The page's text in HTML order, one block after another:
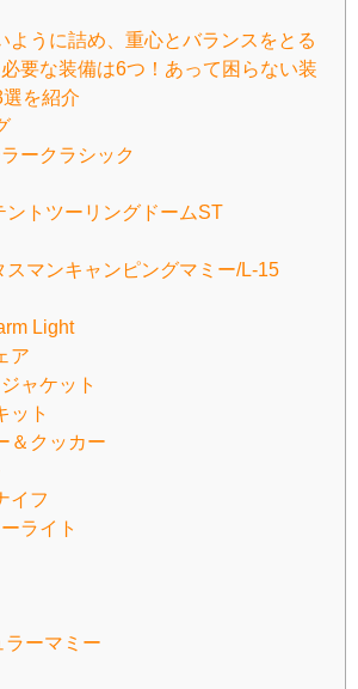
ように詰め、重心とバランスをとる
要な装備は6つ！あって困らない装
を紹介
ークラシック
ントツーリングドームST
スマンキャンピングマミー/L-15
Light
ア
ャケット
ット
＆クッカー
イフ
ライト
ラーマミー